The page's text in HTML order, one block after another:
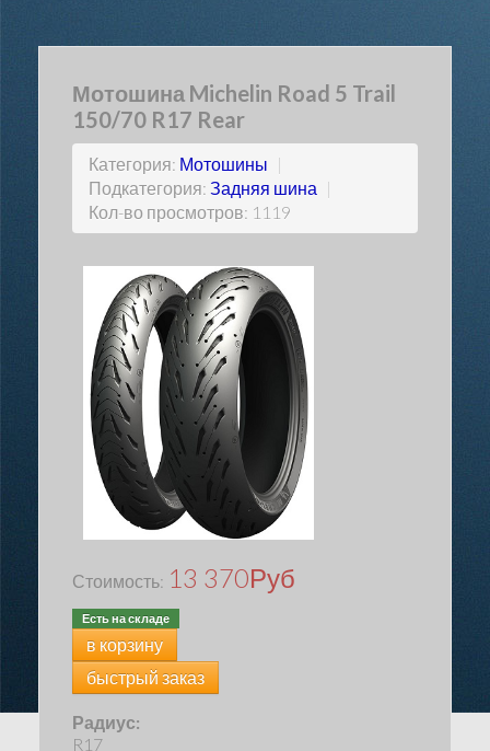
Мотошина Michelin Road 5 Trail
150/70 R17 Rear
Категория: Мотошины |
Подкатегория: Задняя шина |
Кол-во просмотров: 1119
Стоимость: 13 370Руб
Есть на складе
в корзину
быстрый заказ
Радиус:
R17